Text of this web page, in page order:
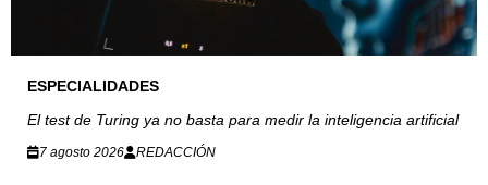
ESPECIALIDADES
El test de Turing ya no basta para medir la inteligencia artificial
7 agosto 2026 REDACCIÓN